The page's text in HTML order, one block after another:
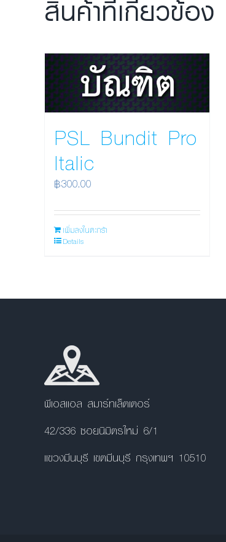
สินค้าที่เกี่ยวข้อง
PSL Bundit Pro
Italic
฿300.00
เพิ่มลงในตะกร้า
Details
พีเอสแอล สมาร์ทเล็ตเตอร์
42/336 ซอยนิมิตรใหม่ 6/1
แขวงมีนบุรี เขตมีนบุรี กรุงเทพฯ 10510